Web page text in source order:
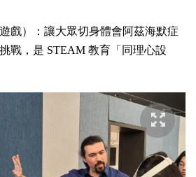
遊戲）：讓大眾切身體會阿茲海默症
戰，是 STEAM 教育「同理心設